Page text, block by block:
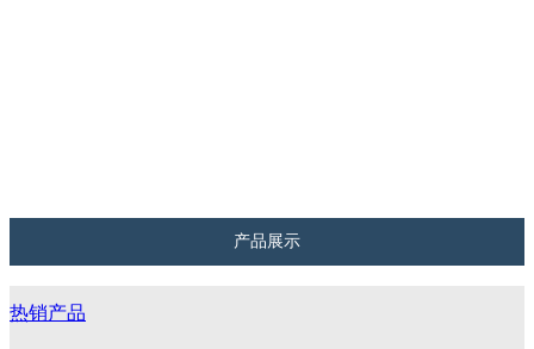
产品展示
热销产品